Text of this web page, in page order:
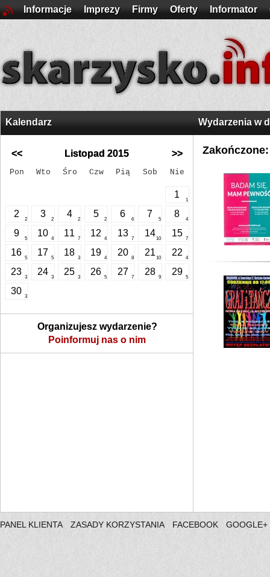
Informacje Imprezy Firmy Oferty Informator
Kalendarz
<< Listopad 2015 >>
Pon Wto Śro Czw Pią Sob Nie
1
1
2
2
3
2
4
2
5
2
6
6
7
5
8
4
9
5
10
4
11
7
12
4
13
7
14
10
15
7
16
5
17
5
18
3
19
4
20
8
21
10
22
4
23
3
24
3
25
3
26
5
27
7
28
9
29
5
30
3
Organizujesz wydarzenie?
Poinformuj nas o nim
Wydarzenia w
Zakończone:
PANEL KLIENTA ZASADY KORZYSTANIA FACEBOOK GOOGLE+